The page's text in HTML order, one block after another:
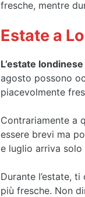
fresche, mentre
Estate a
L’estate londinese
agosto possono
piacevolmente
Contrariamente a
essere brevi ma
e luglio arriva solo
Durante l’estate,
più fresche. Non